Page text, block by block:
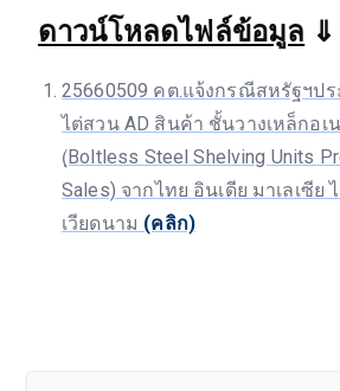
ดาวน์โหลดไฟล์ข้อมูล ⇓
25660509 คต.แจ้งกรณีสหรัฐฯปร
ไต่สวน AD สินค้า ชั้นวางเหล็กอเ
(ฺBoltless Steel Shelving Units
Sales) จากไทย อินเดีย มาเลเซีย
เวียดนาม (คลิก)